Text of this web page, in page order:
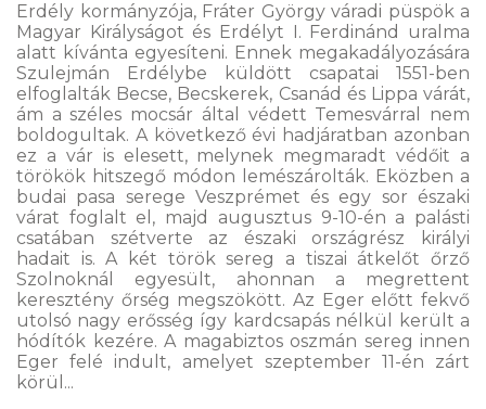
Erdély kormányzója, Fráter György váradi püspök a
Magyar Királyságot és Erdélyt I. Ferdinánd uralma
alatt kívánta egyesíteni. Ennek megakadályozására
Szulejmán Erdélybe küldött csapatai 1551-ben
elfoglalták Becse, Becskerek, Csanád és Lippa várát,
ám a széles mocsár által védett Temesvárral nem
boldogultak. A következő évi hadjáratban azonban
ez a vár is elesett, melynek megmaradt védőit a
törökök hitszegő módon lemészárolták. Eközben a
budai pasa serege Veszprémet és egy sor északi
várat foglalt el, majd augusztus 9-10-én a palásti
csatában szétverte az északi országrész királyi
hadait is. A két török sereg a tiszai átkelőt őrző
Szolnoknál egyesült, ahonnan a megrettent
keresztény őrség megszökött. Az Eger előtt fekvő
utolsó nagy erősség így kardcsapás nélkül került a
hódítók kezére. A magabiztos oszmán sereg innen
Eger felé indult, amelyet szeptember 11-én zárt
körül...